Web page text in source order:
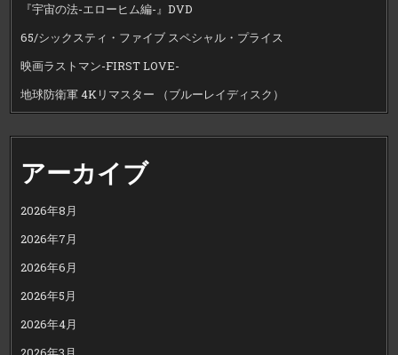
『宇宙の法-エローヒム編-』DVD
65/シックスティ・ファイブ スペシャル・プライス
映画ラストマン-FIRST LOVE-
地球防衛軍 4Kリマスター （ブルーレイディスク）
アーカイブ
2026年8月
2026年7月
2026年6月
2026年5月
2026年4月